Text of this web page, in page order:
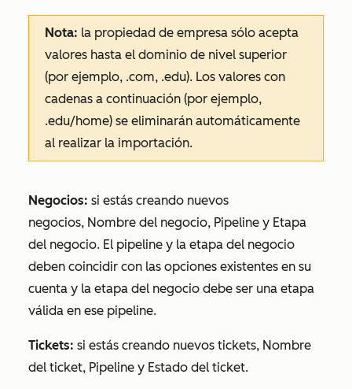
Nota: la propiedad de empresa sólo acepta
valores hasta el dominio de nivel superior
(por ejemplo, .com, .edu). Los valores con
cadenas a continuación (por ejemplo,
.edu/home) se eliminarán automáticamente
al realizar la importación.
Negocios: si estás creando nuevos
negocios, Nombre del negocio, Pipeline y Etapa
del negocio. El pipeline y la etapa del negocio
deben coincidir con las opciones existentes en su
cuenta y la etapa del negocio debe ser una etapa
válida en ese pipeline.
Tickets: si estás creando nuevos tickets, Nombre
del ticket, Pipeline y Estado del ticket.